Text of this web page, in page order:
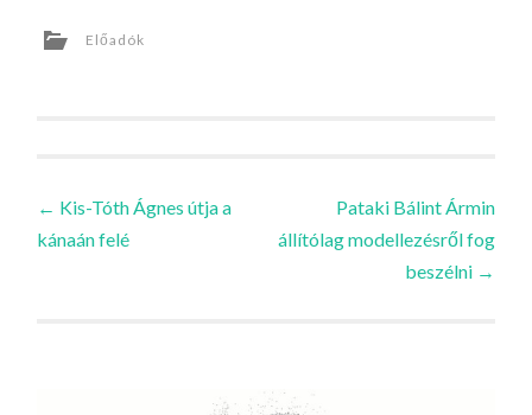
Előadók
Bejegyzések
← Kis-Tóth Ágnes útja a
kánaán felé
Pataki Bálint Ármin
állítólag modellezésről fog
beszélni →